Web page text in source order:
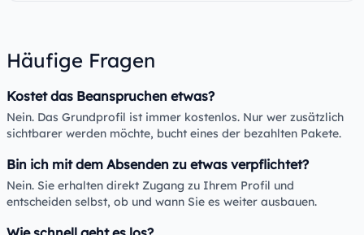
Häufige Fragen
Kostet das Beanspruchen etwas?
Nein. Das Grundprofil ist immer kostenlos. Nur wer zusätzlich
sichtbarer werden möchte, bucht eines der bezahlten Pakete.
Bin ich mit dem Absenden zu etwas verpflichtet?
Nein. Sie erhalten direkt Zugang zu Ihrem Profil und
entscheiden selbst, ob und wann Sie es weiter ausbauen.